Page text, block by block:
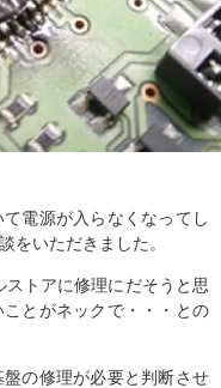
電源が入らなくなってし
をいただきました。
トアに修理にだそうと思
とがネックで・・・との
の修理が必要と判断させ